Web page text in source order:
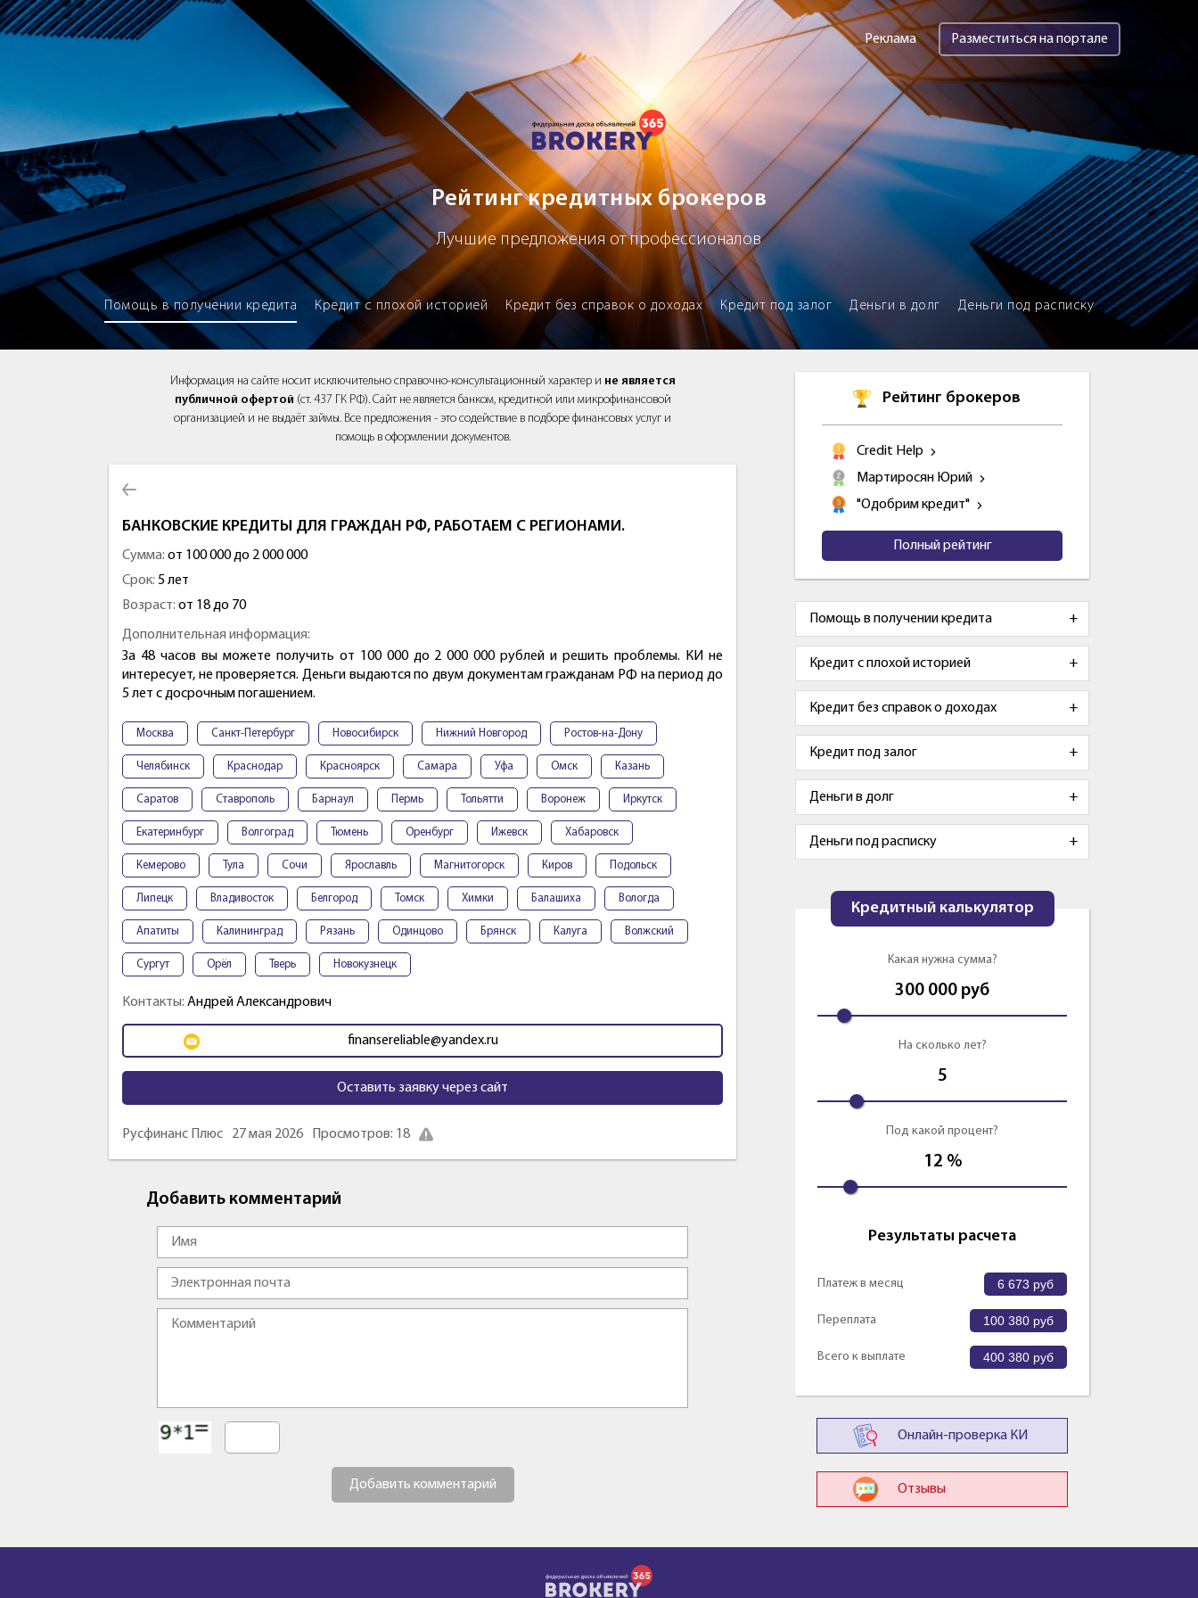
Brokery365 - Рейтинг кредитных брокеров
Реклама Разместиться на портале
Рейтинг кредитных брокеров
Лучшие предложения от профессионалов
Помощь в получении кредита Кредит с плохой историей Кредит без справок о доходах Кредит под залог Деньги в долг Деньги под расписку
Информация на сайте носит исключительно справочно-консультационный характер и не является
публичной офертой (ст. 437 ГК РФ). Сайт не является банком, кредитной или микрофинансовой
организацией и не выдаёт займы. Все предложения - это содействие в подборе финансовых услуг и
помощь в оформлении документов.
БАНКОВСКИЕ КРЕДИТЫ ДЛЯ ГРАЖДАН РФ, РАБОТАЕМ С РЕГИОНАМИ.
Сумма: от 100 000 до 2 000 000
Срок: 5 лет
Возраст: от 18 до 70
Дополнительная информация:
За 48 часов вы можете получить от 100 000 до 2 000 000 рублей и решить проблемы. КИ не
интересует, не проверяется. Деньги выдаются по двум документам гражданам РФ на период до
5 лет с досрочным погашением.
Москва Санкт-Петербург Новосибирск Нижний Новгород Ростов-на-Дону
Челябинск Краснодар Красноярск Самара Уфа Омск Казань
Саратов Ставрополь Барнаул Пермь Тольятти Воронеж Иркутск
Екатеринбург Волгоград Тюмень Оренбург Ижевск Хабаровск
Кемерово Тула Сочи Ярославль Магнитогорск Киров Подольск
Липецк Владивосток Белгород Томск Химки Балашиха Вологда
Апатиты Калининград Рязань Одинцово Брянск Калуга Волжский
Сургут Орёл Тверь Новокузнецк
Контакты: Андрей Александрович
finansereliable@yandex.ru
Оставить заявку через сайт
Русфинанс Плюс 27 мая 2026 Просмотров: 18
Добавить комментарий
Добавить комментарий
Рейтинг брокеров
Credit Help
Мартиросян Юрий
"Одобрим кредит"
Полный рейтинг
Помощь в получении кредита
Кредит с плохой историей
Кредит без справок о доходах
Кредит под залог
Деньги в долг
Деньги под расписку
Кредитный калькулятор
Какая нужна сумма?
300 000 руб
На сколько лет?
5
Под какой процент?
12 %
Результаты расчета
Платеж в месяц 6 673 руб
Переплата 100 380 руб
Всего к выплате 400 380 руб
Онлайн-проверка КИ
Отзывы